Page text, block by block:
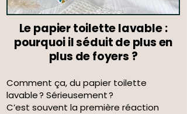
Le papier toilette lavable :
pourquoi il séduit de plus en
plus de foyers ?
Comment ça, du papier toilette
lavable ? Sérieusement ?
C’est souvent la première réaction